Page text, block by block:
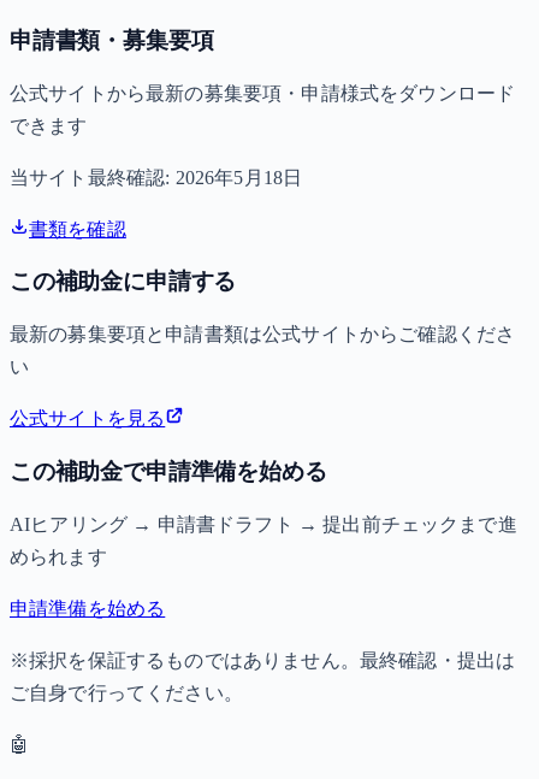
申請書類・募集要項
公式サイトから最新の募集要項・申請様式をダウンロード
できます
当サイト最終確認: 2026年5月18日
書類を確認
この補助金に申請する
最新の募集要項と申請書類は公式サイトからご確認くださ
い
公式サイトを見る
この補助金で申請準備を始める
AIヒアリング → 申請書ドラフト → 提出前チェックまで進
められます
申請準備を始める
※採択を保証するものではありません。最終確認・提出は
ご自身で行ってください。
🤖